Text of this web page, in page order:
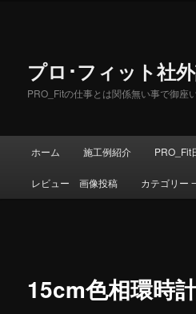
プロ･フィット社
PRO_Fitの仕事とは関係無い事で御座い
ホーム 施工例紹介 PRO_Fit
レビュー 画像投稿 カテゴリー
15cm色相環時